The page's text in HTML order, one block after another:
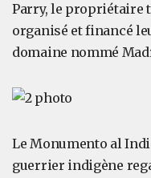
Parry, le propriétaire
organisé et financé
domaine nommé
Le Monumento al
guerrier indigène